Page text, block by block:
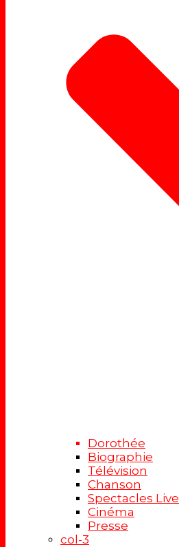
Dorothée
Biographie
Télévision
Chanson
Spectacles Live
Cinéma
Presse
col-3